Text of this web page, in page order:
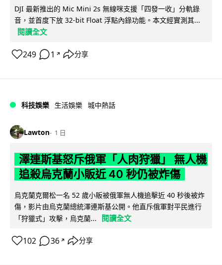
DJI 最新推出的 Mic Mini 2s 無線咪支援「四發一收」分軌錄
音，並首度下放 32-bit Float 浮點內錄功能。本文經實測其...
閱讀全文
249 1 ↗ 分享
科技娛樂 生活娛樂 城中熱話
Lawton 1 日
澤連斯基怒斥俄軍「人肉狩獵」 無人機
追殺烏克蘭小販近 40 秒仍被炸傷
烏克蘭克爾松一名 52 歲小販被俄軍無人機追擊近 40 秒後被炸
傷，影片由烏克蘭總統澤連斯基公開。他直斥俄軍對平民進行
「狩獵式」攻擊，烏克蘭...
閱讀全文
102 36 ↗ 分享